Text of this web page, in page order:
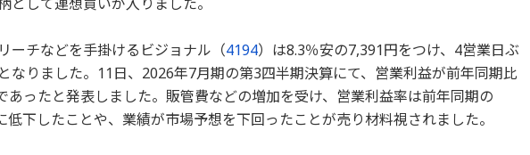
ーチなどを手掛けるビジョナル（4194）は8.3％安の7,391円をつけ、4営業日ぶ
なりました。11日、2026年7月期の第3四半期決算にて、営業利益が前年同期比
あったと発表しました。販管費などの増加を受け、営業利益率は前年同期の
低下したことや、業績が市場予想を下回ったことが売り材料視されました。